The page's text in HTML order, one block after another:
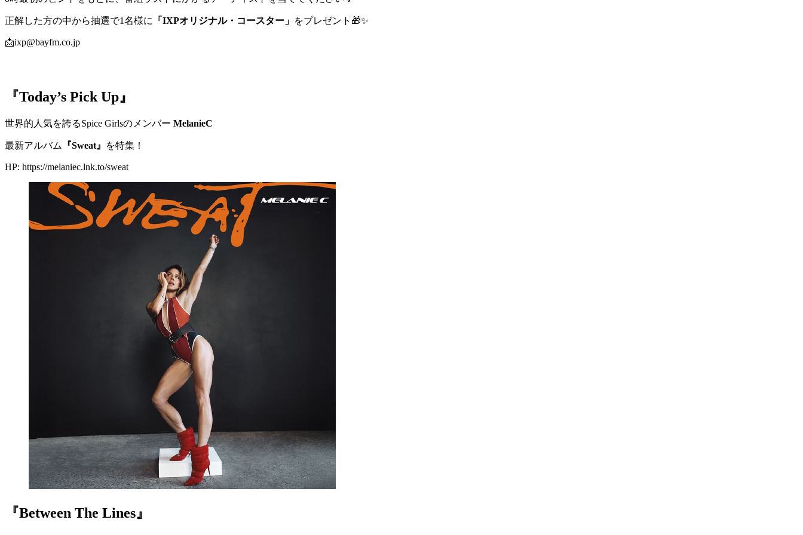
正解した方の中から抽選で1名様に 「IXPオリジナル・コースター」 をプレゼント🎁✨
📩ixp@bayfm.co.jp
『Today’s Pick Up』
世界的人気を誇るSpice Girlsのメンバー MelanieC
最新アルバム 『Sweat』 を特集！
HP: https://melaniec.lnk.to/sweat
『Between The Lines』